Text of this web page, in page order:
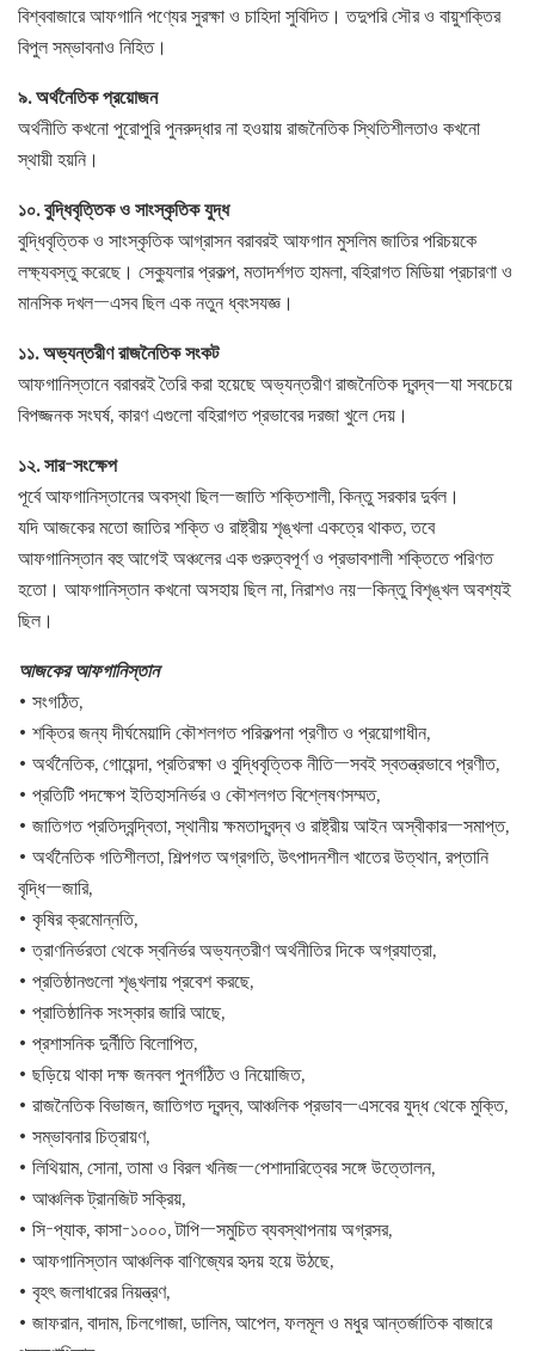
বিশ্ববাজারে আফগানি পণ্যের সুরক্ষা ও চাহিদা সুবিদিত। তদুপরি সৌর ও বায়ুশক্তির
বিপুল সম্ভাবনাও নিহিত।
৯. অর্থনৈতিক প্রয়োজন
অর্থনীতি কখনো পুরোপুরি পুনরুদ্ধার না হওয়ায় রাজনৈতিক স্থিতিশীলতাও কখনো
স্থায়ী হয়নি।
১০. বুদ্ধিবৃত্তিক ও সাংস্কৃতিক যুদ্ধ
বুদ্ধিবৃত্তিক ও সাংস্কৃতিক আগ্রাসন বরাবরই আফগান মুসলিম জাতির পরিচয়কে
লক্ষ্যবস্তু করেছে। সেক্যুলার প্রকল্প, মতাদর্শগত হামলা, বহিরাগত মিডিয়া প্রচারণা ও
মানসিক দখল—এসব ছিল এক নতুন ধ্বংসযজ্ঞ।
১১. অভ্যন্তরীণ রাজনৈতিক সংকট
আফগানিস্তানে বরাবরই তৈরি করা হয়েছে অভ্যন্তরীণ রাজনৈতিক দ্বন্দ্ব—যা সবচেয়ে
বিপজ্জনক সংঘর্ষ, কারণ এগুলো বহিরাগত প্রভাবের দরজা খুলে দেয়।
১২. সার-সংক্ষেপ
পূর্বে আফগানিস্তানের অবস্থা ছিল—জাতি শক্তিশালী, কিন্তু সরকার দুর্বল।
যদি আজকের মতো জাতির শক্তি ও রাষ্ট্রীয় শৃঙ্খলা একত্রে থাকত, তবে
আফগানিস্তান বহু আগেই অঞ্চলের এক গুরুত্বপূর্ণ ও প্রভাবশালী শক্তিতে পরিণত
হতো। আফগানিস্তান কখনো অসহায় ছিল না, নিরাশও নয়—কিন্তু বিশৃঙ্খল অবশ্যই
ছিল।
আজকের আফগানিস্তান
• সংগঠিত,
• শক্তির জন্য দীর্ঘমেয়াদি কৌশলগত পরিকল্পনা প্রণীত ও প্রয়োগাধীন,
• অর্থনৈতিক, গোয়েন্দা, প্রতিরক্ষা ও বুদ্ধিবৃত্তিক নীতি—সবই স্বতন্ত্রভাবে প্রণীত,
• প্রতিটি পদক্ষেপ ইতিহাসনির্ভর ও কৌশলগত বিশ্লেষণসম্মত,
• জাতিগত প্রতিদ্বন্দ্বিতা, স্থানীয় ক্ষমতাদ্বন্দ্ব ও রাষ্ট্রীয় আইন অস্বীকার—সমাপ্ত,
• অর্থনৈতিক গতিশীলতা, শিল্পগত অগ্রগতি, উৎপাদনশীল খাতের উত্থান, রপ্তানি
বৃদ্ধি—জারি,
• কৃষির ক্রমোন্নতি,
• ত্রাণনির্ভরতা থেকে স্বনির্ভর অভ্যন্তরীণ অর্থনীতির দিকে অগ্রযাত্রা,
• প্রতিষ্ঠানগুলো শৃঙ্খলায় প্রবেশ করছে,
• প্রাতিষ্ঠানিক সংস্কার জারি আছে,
• প্রশাসনিক দুর্নীতি বিলোপিত,
• ছড়িয়ে থাকা দক্ষ জনবল পুনর্গঠিত ও নিয়োজিত,
• রাজনৈতিক বিভাজন, জাতিগত দ্বন্দ্ব, আঞ্চলিক প্রভাব—এসবের যুদ্ধ থেকে মুক্তি,
• সম্ভাবনার চিত্রায়ণ,
• লিথিয়াম, সোনা, তামা ও বিরল খনিজ—পেশাদারিত্বের সঙ্গে উত্তোলন,
• আঞ্চলিক ট্রানজিট সক্রিয়,
• সি-প্যাক, কাসা-১০০০, টাপি—সমুচিত ব্যবস্থাপনায় অগ্রসর,
• আফগানিস্তান আঞ্চলিক বাণিজ্যের হৃদয় হয়ে উঠছে,
• বৃহৎ জলাধারের নিয়ন্ত্রণ,
• জাফরান, বাদাম, চিলগোজা, ডালিম, আপেল, ফলমূল ও মধুর আন্তর্জাতিক বাজারে